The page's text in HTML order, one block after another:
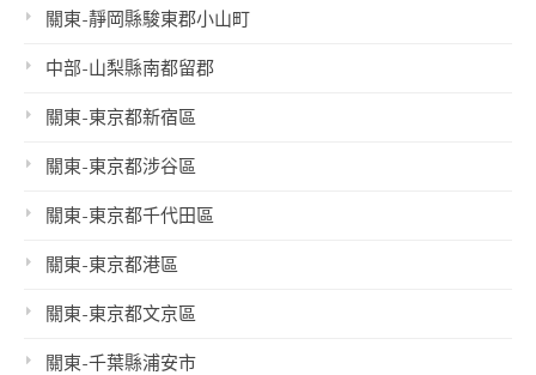
關東-靜岡縣駿東郡小山町
中部-山梨縣南都留郡
關東-東京都新宿區
關東-東京都涉谷區
關東-東京都千代田區
關東-東京都港區
關東-東京都文京區
關東-千葉縣浦安市